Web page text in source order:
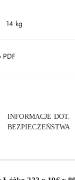
14 kg
PDF
INFORMACJE DOT.
BEZPIECZEŃSTWA